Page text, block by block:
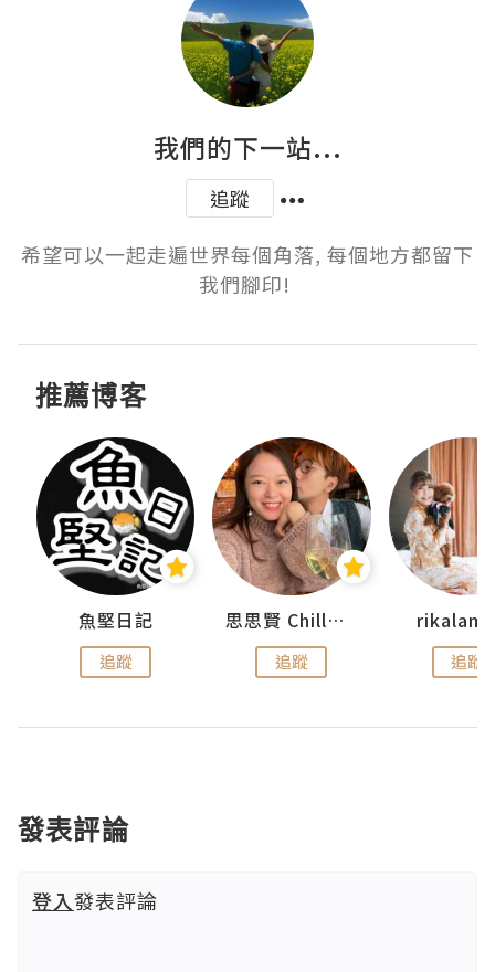
我們的下一站...
追蹤
希望可以一起走遍世界每個角落, 每個地方都留下
我們腳印!
推薦博客
魚堅日記
追蹤
思思賢 ChillMyBabe
追蹤 追蹤
發表評論
登入發表評論